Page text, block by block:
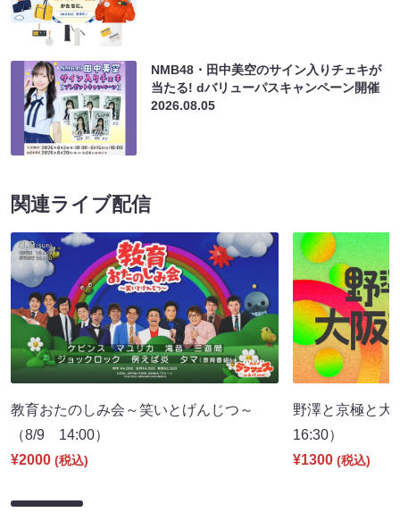
NMB48・田中美空のサイン入りチェキが
当たる! dバリューパスキャンペーン開催
2026.08.05
関連ライブ配信
教育おたのしみ会～笑いとげんじつ～
（8/9 14:00）
¥2000 (税込)
野澤と京極と
16:30）
¥1300 (税込)